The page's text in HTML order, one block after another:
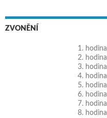
ZVONĚNÍ
1. hodina
2. hodina
3. hodina
4. hodina
5. hodina
6. hodina
7. hodina
8. hodina